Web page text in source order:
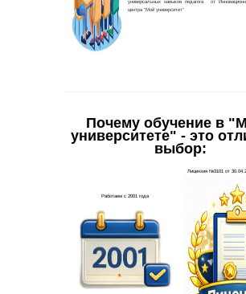
Почему обучение в
университете" - это
выбор: